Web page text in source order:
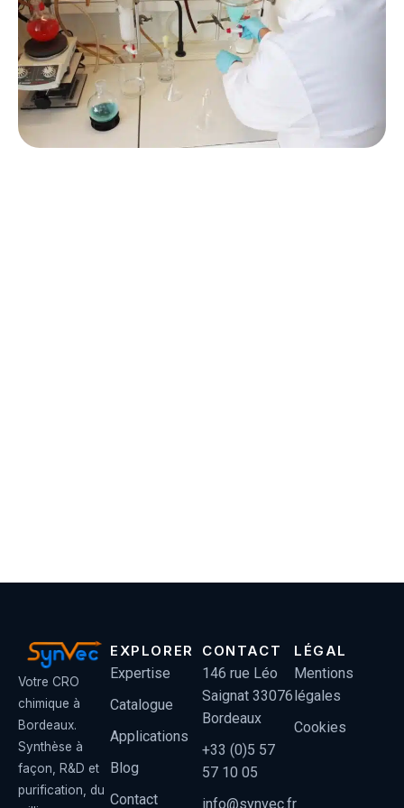
Votre CRO
chimique à
Bordeaux.
Synthèse à
façon, R&D et
purification, du
EXPLORER
Expertise
Catalogue
Applications
Blog
Contact
CONTACT
146 rue Léo
Saignat 33076
Bordeaux
+33 (0)5 57
57 10 05
info@synvec.fr
LÉGAL
Mentions
légales
Cookies